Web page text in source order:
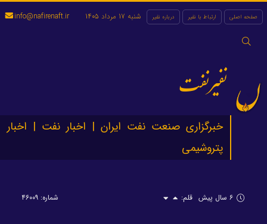
صفحه اصلی ارتباط با نفیر درباره نفیر
جستجو
شنبه 17 مرداد 1405 info@nafirenaft.ir
نفیرنفت
خبرگزاری صنعت نفت ایران | اخبار نفت | اخبار
پتروشیمی
۶ سال پیش قلم: شماره: ۴۶۰۰۹